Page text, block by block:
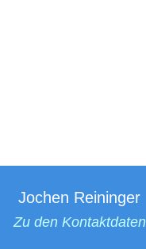
Jochen Reininger
Zu den Kontaktdaten